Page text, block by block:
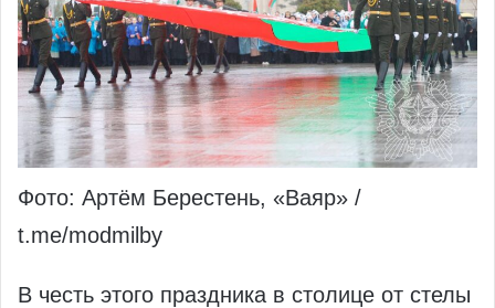
Фото: Артём Берестень, «Ваяр» /
t.me/modmilby
В честь этого праздника в столице от стелы